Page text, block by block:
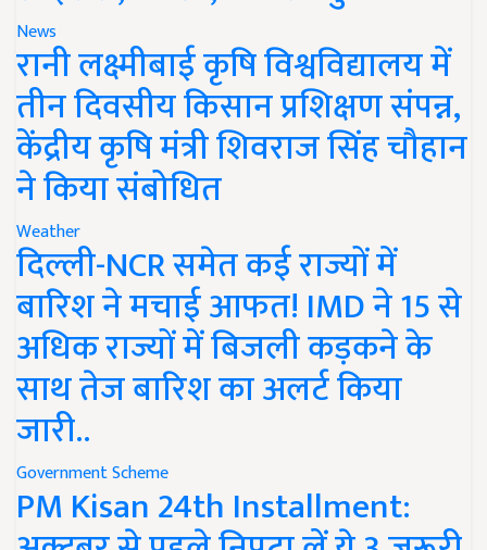
News
रानी लक्ष्मीबाई कृषि विश्वविद्यालय में
तीन दिवसीय किसान प्रशिक्षण संपन्न,
केंद्रीय कृषि मंत्री शिवराज सिंह चौहान
ने किया संबोधित
Weather
दिल्ली-NCR समेत कई राज्यों में
बारिश ने मचाई आफत! IMD ने 15 से
अधिक राज्यों में बिजली कड़कने के
साथ तेज बारिश का अलर्ट किया
जारी..
Government Scheme
PM Kisan 24th Installment: